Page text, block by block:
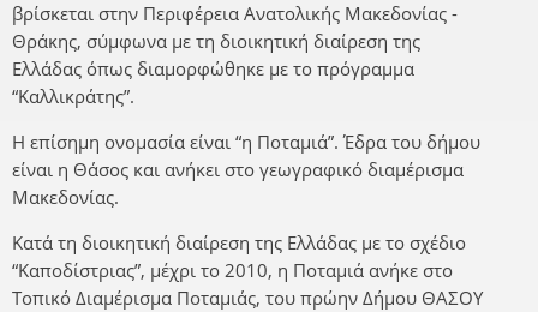
βρίσκεται στην Περιφέρεια Ανατολικής Μακεδονίας -
Θράκης, σύμφωνα με τη διοικητική διαίρεση της
Ελλάδας όπως διαμορφώθηκε με το πρόγραμμα
“Καλλικράτης”.
Η επίσημη ονομασία είναι “η Ποταμιά”. Έδρα του δήμου
είναι η Θάσος και ανήκει στο γεωγραφικό διαμέρισμα
Μακεδονίας.
Κατά τη διοικητική διαίρεση της Ελλάδας με το σχέδιο
“Καποδίστριας”, μέχρι το 2010, η Ποταμιά ανήκε στο
Τοπικό Διαμέρισμα Ποταμιάς, του πρώην Δήμου ΘΑΣΟΥ